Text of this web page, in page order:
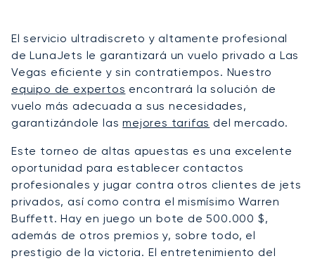
El servicio ultradiscreto y altamente profesional
de LunaJets le garantizará un vuelo privado a Las
Vegas eficiente y sin contratiempos. Nuestro
equipo de expertos encontrará la solución de
vuelo más adecuada a sus necesidades,
garantizándole lasmejores tarifas del mercado.
Este torneo de altas apuestas es una excelente
oportunidad para establecer contactos
profesionales y jugar contra otros clientes de jets
privados, así como contra el mismísimo Warren
Buffett. Hay en juego un bote de 500.000 $,
además de otros premios y, sobre todo, el
prestigio de la victoria. El entretenimiento del